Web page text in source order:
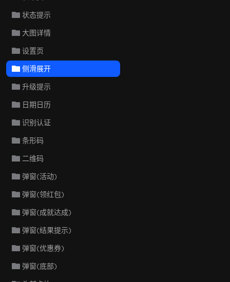
状态提示
大图详情
设置页
侧滑展开
升级提示
日期日历
识别认证
条形码
二维码
弹窗(活动)
弹窗(领红包)
弹窗(成就达成)
弹窗(结果提示)
弹窗(优惠券)
弹窗(底部)